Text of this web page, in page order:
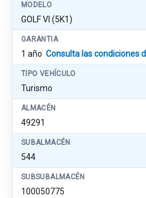
MODELO
GOLF VI (5K1)
GARANTIA
1 año Consulta las condiciones
TIPO VEHÍCULO
Turismo
ALMACÉN
49291
SUBALMACÉN
544
SUBSUBALMACÉN
100050775